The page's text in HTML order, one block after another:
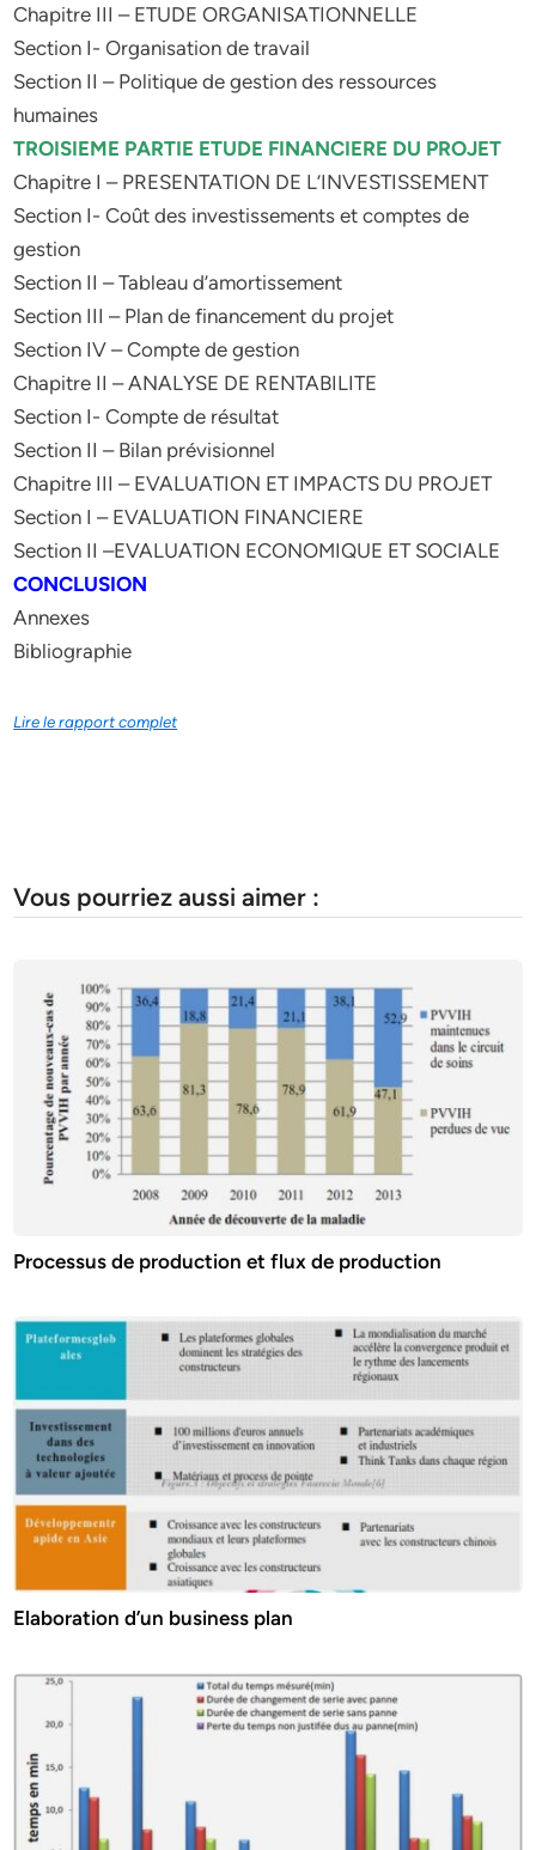
Chapitre III – ETUDE ORGANISATIONNELLE
Section I- Organisation de travail
Section II – Politique de gestion des ressources
humaines
TROISIEME PARTIE ETUDE FINANCIERE DU PROJET
Chapitre I – PRESENTATION DE L’INVESTISSEMENT
Section I- Coût des investissements et comptes de
gestion
Section II – Tableau d’amortissement
Section III – Plan de financement du projet
Section IV – Compte de gestion
Chapitre II – ANALYSE DE RENTABILITE
Section I- Compte de résultat
Section II – Bilan prévisionnel
Chapitre III – EVALUATION ET IMPACTS DU PROJET
Section I – EVALUATION FINANCIERE
Section II –EVALUATION ECONOMIQUE ET SOCIALE
CONCLUSION
Annexes
Bibliographie
Lire le rapport complet
Vous pourriez aussi aimer :
Processus de production et flux de production
Elaboration d’un business plan